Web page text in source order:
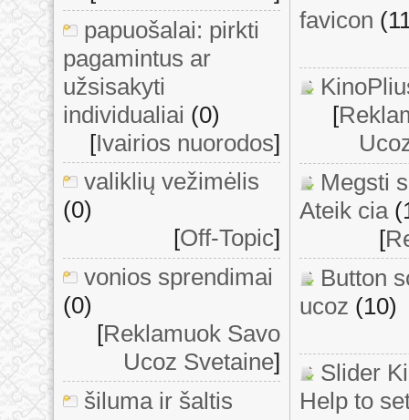
papuošalai: pirkti
pagamintus ar
užsisakyti
individualiai (0)
[Ivairios nuorodos]
valiklių vežimėlis
(0)
[Off-Topic]
vonios sprendimai
(0)
[Reklamuok Savo
Ucoz Svetaine]
šiluma ir šaltis
favicon
[
Megsti
Ateik cia
[
Button
ucoz (10)
Slider
Help to